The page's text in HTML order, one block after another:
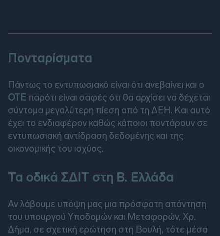
Πονταρίσματα
Πάντως το εντυπωσιακό είναι ότι ανεβαίνει και ο
ΟΤΕ παρότι είναι σαφές ότι θα αρχίσει να δέχεται
σύντομα μεγαλύτερη πίεση από τη ΔΕΗ. Και αυτό
έχει το ενδιαφέρον καθώς κάποιοι ποντάρουν σε
εντυπωσιακή αντίδραση δεδομένης και της
οικονομικής του ισχύος.
Τα οδικά ΣΔΙΤ στη Β. Ελλάδα
Αν λάβουμε υπόψη μας μια πρόσφατη απάντηση
του υπουργού Υποδομών και Μεταφορών, Χρ.
Δήμα, σε σχετική ερώτηση στη Βουλή, τότε μέσα